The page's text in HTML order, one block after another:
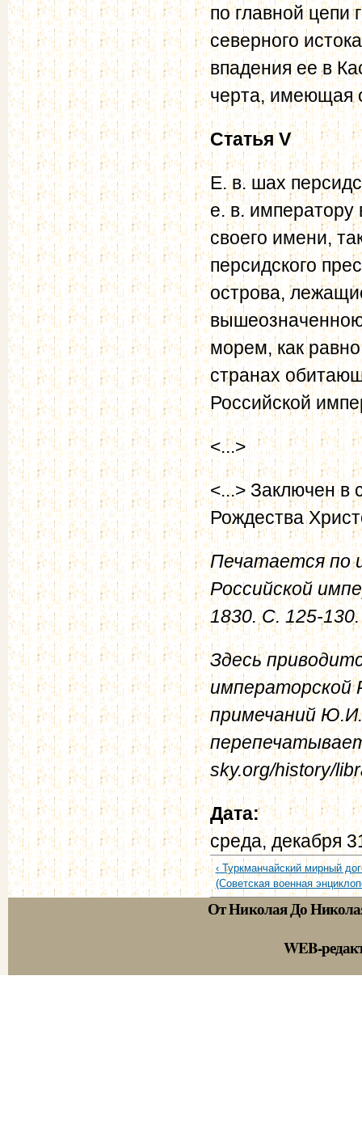
по главной цепи
северного
впадения ее в
черта, имеющая
Статья V
Е. в. шах
е. в. императору
своего имени,
персидского
острова,
морем, как
странах
Российской
<...>
<...> Заключен в
Рождества
Печатается по
Российской
1830. С. 125-130.
Здесь
императорской
примечаний
sky.org/history/
Дата:
среда, декабря
‹ Туркманчайский мирный
(Советская военная
От Николая До
WEB-